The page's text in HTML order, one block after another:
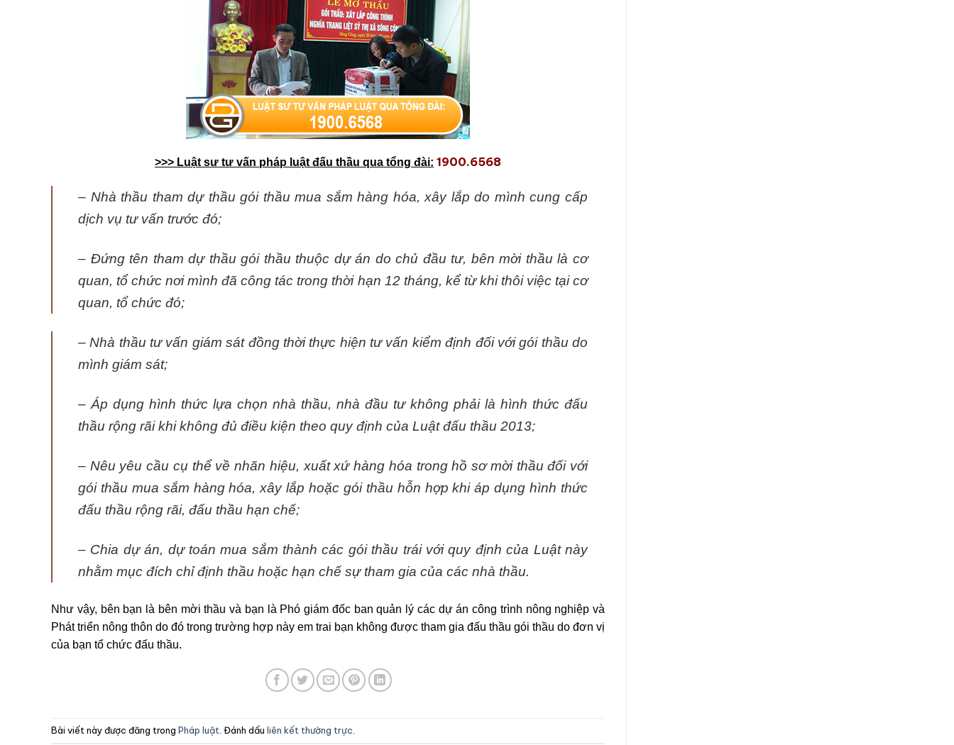
>>> Luật sư tư vấn pháp luật đấu thầu qua tổng đài: 1900.6568
– Nhà thầu tham dự thầu gói thầu mua sắm hàng hóa, xây lắp do mình cung cấp
dịch vụ tư vấn trước đó;
– Đứng tên tham dự thầu gói thầu thuộc dự án do chủ đầu tư, bên mời thầu là cơ
quan, tổ chức nơi mình đã công tác trong thời hạn 12 tháng, kể từ khi thôi việc tại cơ
quan, tổ chức đó;
– Nhà thầu tư vấn giám sát đồng thời thực hiện tư vấn kiểm định đối với gói thầu do
mình giám sát;
– Áp dụng hình thức lựa chọn nhà thầu, nhà đầu tư không phải là hình thức đấu
thầu rộng rãi khi không đủ điều kiện theo quy định của Luật đấu thầu 2013;
– Nêu yêu cầu cụ thể về nhãn hiệu, xuất xứ hàng hóa trong hồ sơ mời thầu đối với
gói thầu mua sắm hàng hóa, xây lắp hoặc gói thầu hỗn hợp khi áp dụng hình thức
đấu thầu rộng rãi, đấu thầu hạn chế;
– Chia dự án, dự toán mua sắm thành các gói thầu trái với quy định của Luật này
nhằm mục đích chỉ định thầu hoặc hạn chế sự tham gia của các nhà thầu.
Như vậy, bên bạn là bên mời thầu và bạn là Phó giám đốc ban quản lý các dự án công trình nông nghiệp và
Phát triển nông thôn do đó trong trường hợp này em trai bạn không được tham gia đấu thầu gói thầu do đơn vị
của bạn tổ chức đấu thầu.
Bài viết này được đăng trong Pháp luật. Đánh dấu liên kết thường trực.